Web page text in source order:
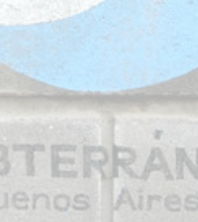
los cambios sin fin al